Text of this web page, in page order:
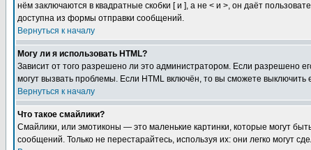
нём заключаются в квадратные скобки [ и ], а не < и >, он даёт
доступна из формы отправки сообщений.
Вернуться к началу
Могу ли я использовать HTML?
Зависит от того разрешено ли это администратором. Если разрешено
могут вызвать проблемы. Если HTML включён, то вы сможете
Вернуться к началу
Что такое смайлики?
Смайлики, или эмотиконы — это маленькие картинки, которые могут
сообщений. Только не перестарайтесь, используя их: они легко могут